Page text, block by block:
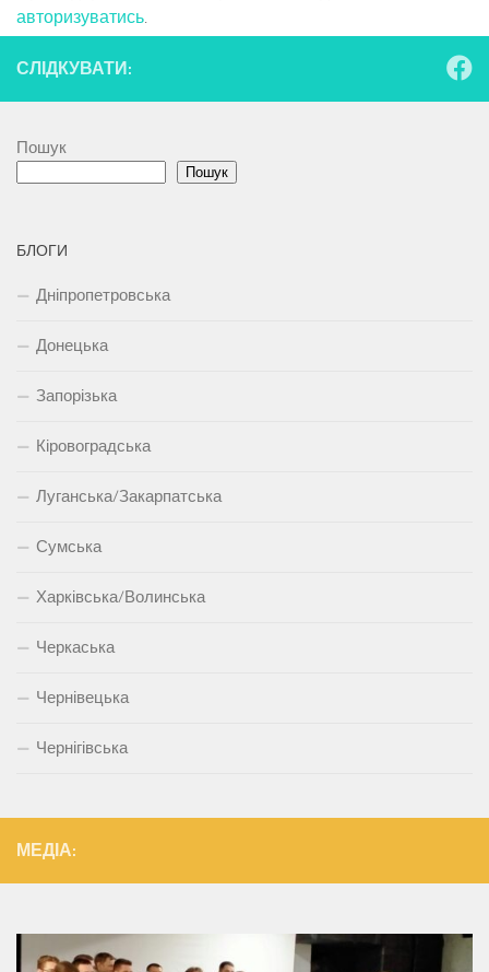
авторизуватись.
СЛІДКУВАТИ:
Пошук
Пошук
БЛОГИ
Дніпропетровська
Донецька
Запорізька
Кіровоградська
Луганська/Закарпатська
Сумська
Харківська/Волинська
Черкаська
Чернівецька
Чернігівська
МЕДІА: